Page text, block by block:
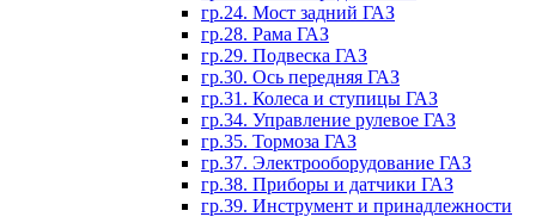
гр.24. Мост задний ГАЗ
гр.28. Рама ГАЗ
гр.29. Подвеска ГАЗ
гр.30. Ось передняя ГАЗ
гр.31. Колеса и ступицы ГАЗ
гр.34. Управление рулевое ГАЗ
гр.35. Тормоза ГАЗ
гр.37. Электрооборудование ГАЗ
гр.38. Приборы и датчики ГАЗ
гр.39. Инструмент и принадлежности